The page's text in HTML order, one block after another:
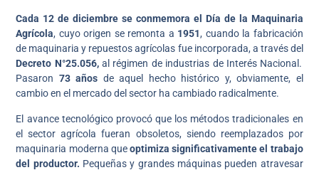
Cada 12 de diciembre se conmemora el Día de la Maquinaria
Agrícola, cuyo origen se remonta a 1951, cuando la fabricación
de maquinaria y repuestos agrícolas fue incorporada, a través del
Decreto N°25.056,al régimen de industrias de Interés Nacional.
Pasaron 73 años de aquel hecho histórico y, obviamente, el
cambio en el mercado del sector ha cambiado radicalmente.
El avance tecnológico provocó que los métodos tradicionales en
el sector agrícola fueran obsoletos, siendo reemplazados por
maquinaria moderna queoptimiza significativamente el trabajo
del productor. Pequeñas y grandes máquinas pueden atravesar